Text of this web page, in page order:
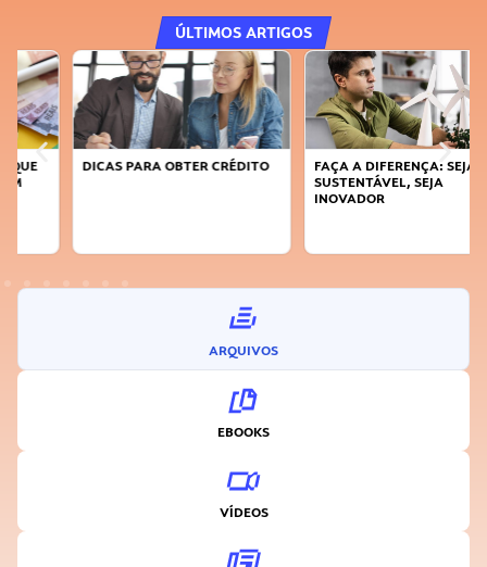
ÚLTIMOS ARTIGOS
DICAS PARA OBTER CRÉDITO
FAÇA A DIFERENÇA: SEJA
SUSTENTÁVEL, SEJA
INOVADOR
ARQUIVOS
EBOOKS
VÍDEOS